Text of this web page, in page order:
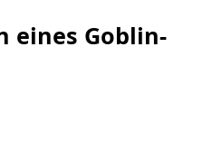
eines Goblin-